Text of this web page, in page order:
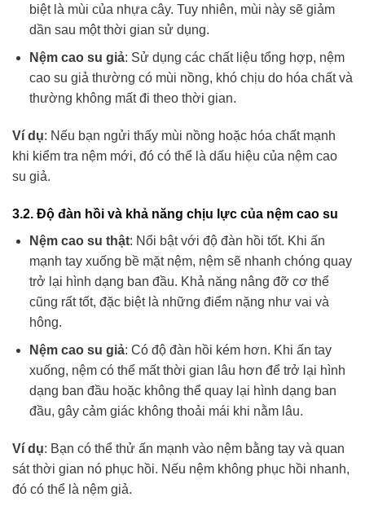
biệt là mùi của nhựa cây. Tuy nhiên, mùi này sẽ giảm
dần sau một thời gian sử dụng.
Nệm cao su giả: Sử dụng các chất liệu tổng hợp, nệm
cao su giả thường có mùi nồng, khó chịu do hóa chất và
thường không mất đi theo thời gian.
Ví dụ: Nếu bạn ngửi thấy mùi nồng hoặc hóa chất mạnh
khi kiểm tra nệm mới, đó có thể là dấu hiệu của nệm cao
su giả.
3.2. Độ đàn hồi và khả năng chịu lực của nệm cao su
Nệm cao su thật: Nổi bật với độ đàn hồi tốt. Khi ấn
mạnh tay xuống bề mặt nệm, nệm sẽ nhanh chóng quay
trở lại hình dạng ban đầu. Khả năng nâng đỡ cơ thể
cũng rất tốt, đặc biệt là những điểm nặng như vai và
hông.
Nệm cao su giả: Có độ đàn hồi kém hơn. Khi ấn tay
xuống, nệm có thể mất thời gian lâu hơn để trở lại hình
dạng ban đầu hoặc không thể quay lại hình dạng ban
đầu, gây cảm giác không thoải mái khi nằm lâu.
Ví dụ: Bạn có thể thử ấn mạnh vào nệm bằng tay và quan
sát thời gian nó phục hồi. Nếu nệm không phục hồi nhanh,
đó có thể là nệm giả.